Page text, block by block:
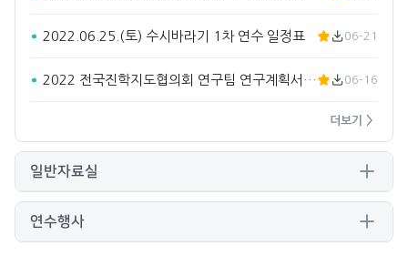
2022.06.25.(토) 수시바라기 1차 연수 일정표 06-21
2022 전국진학지도협의회 연구팀 연구계획서(요약) 06-16
더보기 >
일반자료실
연수행사